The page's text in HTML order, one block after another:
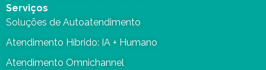
Serviços
Soluções de Autoatendimento
Atendimento Híbrido: IA + Humano
Atendimento Omnichannel